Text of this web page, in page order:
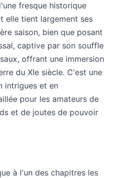
fresque historique
elle tient largement ses
saison, bien que posant
captive par son souffle
offrant une immersion
du XIe siècle. C'est une
intrigues et en
pour les amateurs de
et de joutes de pouvoir
à l'un des chapitres les